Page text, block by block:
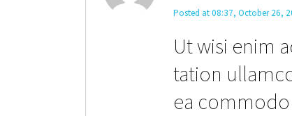
Posted at 08:37, October 26,
Ut wisi enim
tation
ea